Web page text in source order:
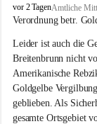
B
r
i
t
e
n
b
r
vor 2 TagenAmtliche
Verordnung betr.
Leider ist auch die
Breitenbrunn nicht
Amerikanische
Goldgelbe
geblieben. Als
gesamte Ortsgebiet